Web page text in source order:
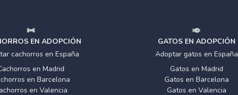
EN ADOPCIÓN
cachorros en España
en Madrid
en Barcelona
en Valencia
GATOS EN ADOPCIÓN
Adoptar gatos en España
Gatos en Madrid
Gatos en Barcelona
Gatos en Valencia